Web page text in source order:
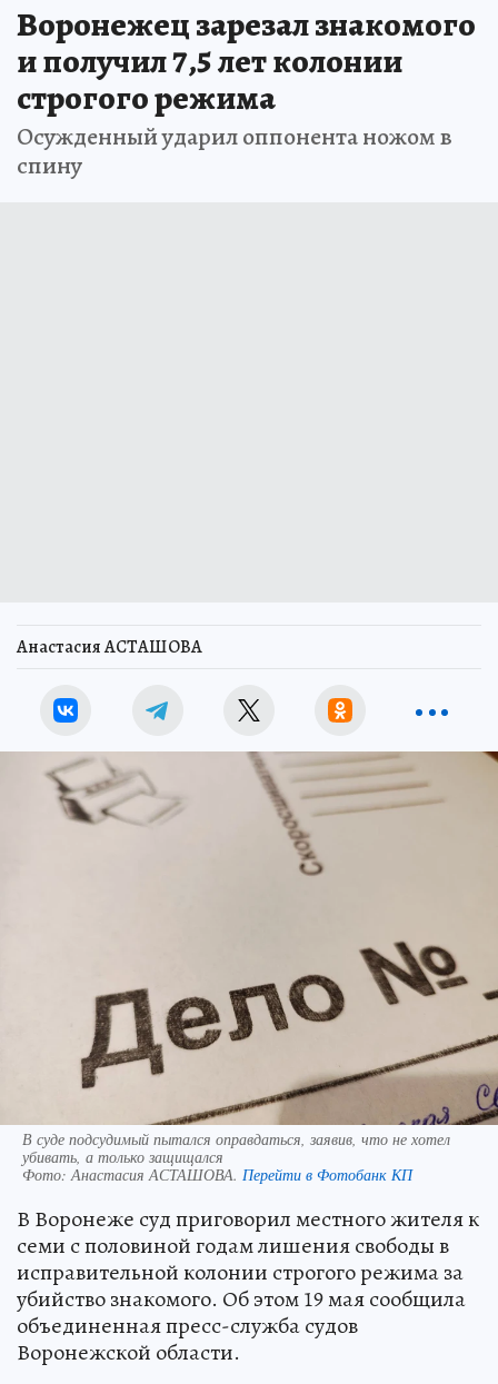
Воронежец зарезал знакомого
и получил 7,5 лет колонии
строгого режима
Осужденный ударил оппонента ножом в
спину
Анастасия АСТАШОВА
В суде подсудимый пытался оправдаться, заявив, что не хотел
убивать, а только защищался
Фото: Анастасия АСТАШОВА. Перейти в Фотобанк КП
В Воронеже суд приговорил местного жителя к
семи с половиной годам лишения свободы в
исправительной колонии строгого режима за
убийство знакомого. Об этом 19 мая сообщила
объединенная пресс-служба судов
Воронежской области.